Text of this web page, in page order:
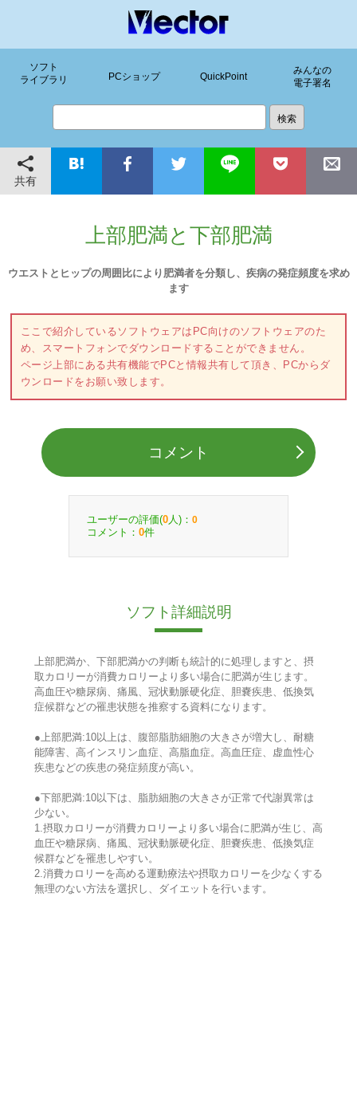
ソフト
ライブラリ
PCショップ QuickPoint
みんなの
電子署名
共有
上部肥満と下部肥満
ウエストとヒップの周囲比により肥満者を分類し、疾病の発症頻度を求め
ます
ここで紹介しているソフトウェアはPC向けのソフトウェアのた
め、スマートフォンでダウンロードすることができません。
ページ上部にある共有機能でPCと情報共有して頂き、PCからダ
ウンロードをお願い致します。
コメント
ユーザーの評価(0 人)： 0
コメント： 0件
ソフト詳細説明
上部肥満か、下部肥満かの判断も統計的に処理しますと、摂
取カロリーが消費カロリーより多い場合に肥満が生じます。
高血圧や糖尿病、痛風、冠状動脈硬化症、胆嚢疾患、低換気
症候群などの罹患状態を推察する資料になります。
●上部肥満:10以上は、腹部脂肪細胞の大きさが増大し、耐糖
能障害、高インスリン血症、高脂血症。高血圧症、虚血性心
疾患などの疾患の発症頻度が高い。
●下部肥満:10以下は、脂肪細胞の大きさが正常で代謝異常は
少ない。
1.摂取カロリーが消費カロリーより多い場合に肥満が生じ、高
血圧や糖尿病、痛風、冠状動脈硬化症、胆嚢疾患、低換気症
候群などを罹患しやすい。
2.消費カロリーを高める運動療法や摂取カロリーを少なくする
無理のない方法を選択し、ダイエットを行います。